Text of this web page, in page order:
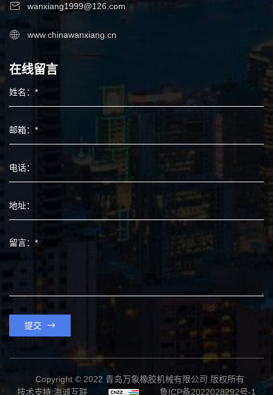
wanxiang1999@126.com
www.chinawanxiang.cn
在线留言
提交
Copyright © 2022 青岛万象橡胶机械有限公司 版权所有
技术支持:海诚互联
鲁ICP备2022028292号-1